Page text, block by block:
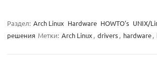
Раздел: Arch Linux Hardware HOWTO's UNIX/
решения Метки: Arch Linux , drivers, hardware,